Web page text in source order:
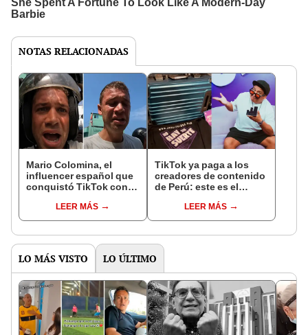
NOTAS RELACIONADAS
Mario Colomina, el
influencer español que
conquistó TikTok con
"Mi amor nació por la
gastronomía"
LEER MÁS
TikTok ya paga a los
creadores de contenido
de Perú: este es el
llegar a cobrar por 1.000
vistas
LEER MÁS
LO MÁS VISTO LO ÚLTIMO